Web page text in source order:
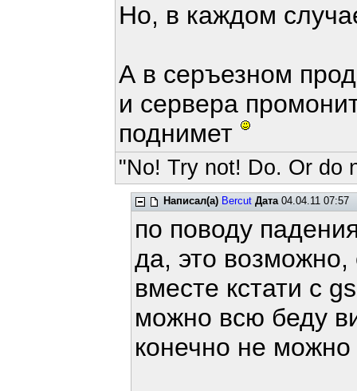
Но, в каждом
А в серъезном
и сервера
поднимет
"No! Try not! Do. Or do
Написал(а) Bercut Дата04.04.11 07:57
по поводу
да, это возможно,
вместе кстати с
можно всю беду
конечно не можно